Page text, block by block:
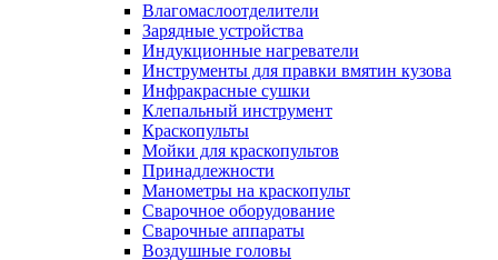
Влагомаслоотделители
Зарядные устройства
Индукционные нагреватели
Инструменты для правки вмятин кузова
Инфракрасные сушки
Клепальный инструмент
Краскопульты
Мойки для краскопультов
Принадлежности
Манометры на краскопульт
Сварочное оборудование
Сварочные аппараты
Воздушные головы